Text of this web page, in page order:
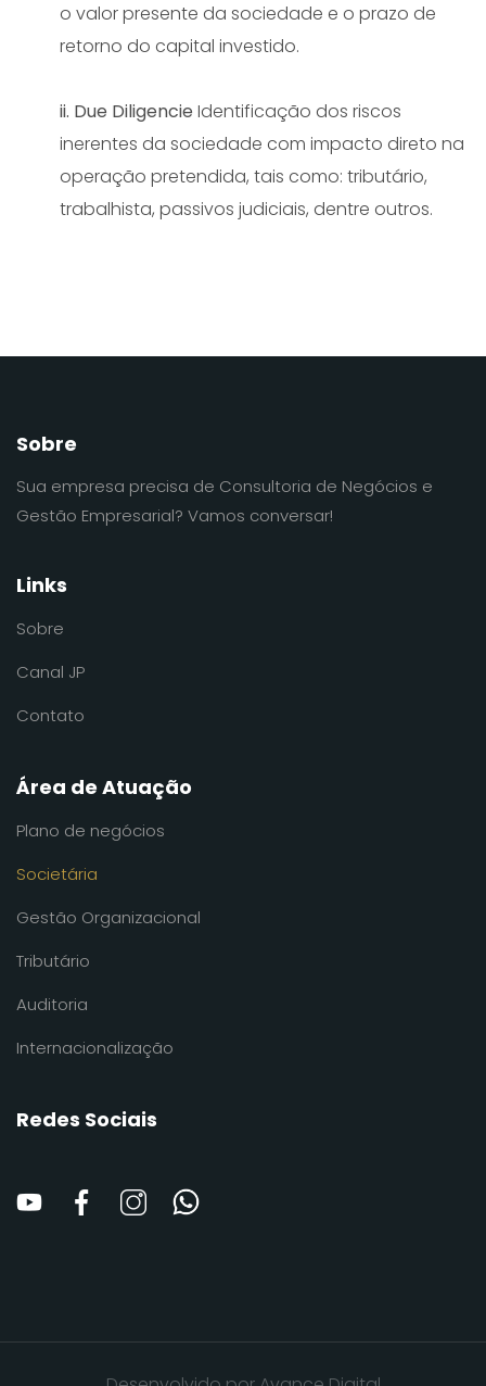
o valor presente da sociedade e o prazo de
retorno do capital investido.
ii. Due Diligencie Identificação dos riscos
inerentes da sociedade com impacto direto na
operação pretendida, tais como: tributário,
trabalhista, passivos judiciais, dentre outros.
Sobre
Sua empresa precisa de Consultoria de Negócios e
Gestão Empresarial? Vamos conversar!
Links
Sobre
Canal JP
Contato
Área de Atuação
Plano de negócios
Societária
Gestão Organizacional
Tributário
Auditoria
Internacionalização
Redes Sociais